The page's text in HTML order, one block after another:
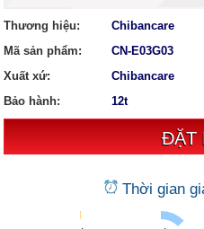
Thương hiệu:
Chibancare
Mã sản phẩm:
CN-E03G03
Xuất xứ:
Chibancare
Bảo hành:
12t
Thời gian